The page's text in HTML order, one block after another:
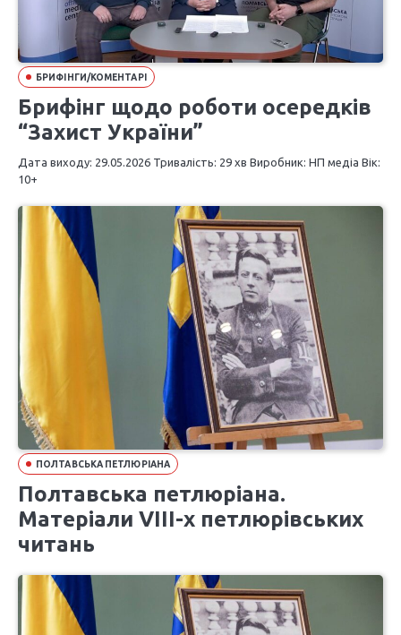
БРИФІНГИ/КОМЕНТАРІ
Брифінг щодо роботи осередків
“Захист України”
Дата виходу: 29.05.2026 Тривалість: 29 хв Виробник: НП медіа Вік:
10+
ПОЛТАВСЬКА ПЕТЛЮРІАНА
Полтавська петлюріана.
Матеріали VIІІ-х петлюрівських
читань